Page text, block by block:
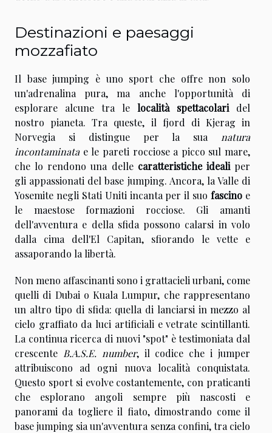
Destinazioni e paesaggi
mozzafiato
Il base jumping è uno sport che offre non solo
un'adrenalina pura, ma anche l'opportunità di
esplorare alcune tra le località spettacolari del
nostro pianeta. Tra queste, il fjord di Kjerag in
Norvegia si distingue per la sua natura
incontaminata e le pareti rocciose a picco sul mare,
che lo rendono una delle caratteristiche idealiper
gli appassionati del base jumping. Ancora, la Valle di
Yosemite negli Stati Uniti incanta per il suofascino e
le maestose formazioni rocciose. Gli amanti
dell'avventura e della sfida possono calarsi in volo
dalla cima dell'El Capitan, sfiorando le vette e
assaporando la libertà.
Non meno affascinanti sono i grattacieli urbani, come
quelli di Dubai o Kuala Lumpur, che rappresentano
un altro tipo di sfida: quella di lanciarsi in mezzo al
cielo graffiato da luci artificiali e vetrate scintillanti.
La continua ricerca di nuovi "spot" è testimoniata dal
crescente B.A.S.E. number, il codice che i jumper
attribuiscono ad ogni nuova località conquistata.
Questo sport si evolve costantemente, con praticanti
che esplorano angoli sempre più nascosti e
panorami da togliere il fiato, dimostrando come il
base jumping sia un'avventura senza confini, tra cielo